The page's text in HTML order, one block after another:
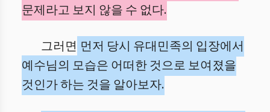
문제라고 보지 않을 수 없다.
그러면 먼저 당시 유대민족의 입장에서
예수님의 모습은 어떠한 것으로 보여졌을
것인가 하는 것을 알아보자.